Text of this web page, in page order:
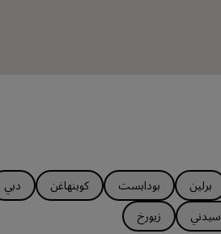
برلين بودابست كوبنهاغن دبي
سيدني زيورخ